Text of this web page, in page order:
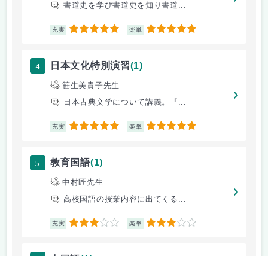
書道史を学び書道史を知り書道...
充実 5 楽単 5
4 日本文化特別演習(1)
笹生美貴子先生
日本古典文学について講義。『...
充実 5 楽単 5
5 教育国語(1)
中村匠先生
高校国語の授業内容に出てくる...
充実 3 楽単 3